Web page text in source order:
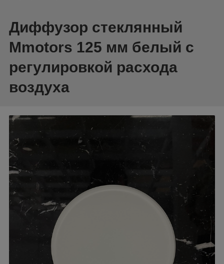
Диффузор стеклянный
Mmotors 125 мм белый с
регулировкой расхода
воздуха